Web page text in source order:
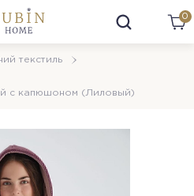
0
текстиль
с капюшоном (Лиловый)